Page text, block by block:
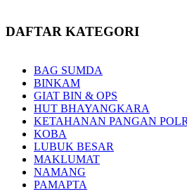
DAFTAR KATEGORI
BAG SUMDA
BINKAM
GIAT BIN & OPS
HUT BHAYANGKARA
KETAHANAN PANGAN
KOBA
LUBUK BESAR
MAKLUMAT
NAMANG
PAMAPTA